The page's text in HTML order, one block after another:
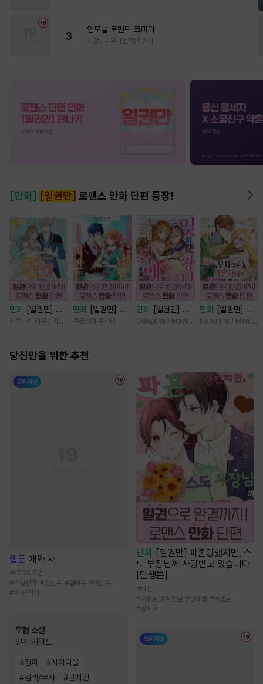
3
언모럴 로맨틱 코미디
가감 / 쌔우, (원작)곽겨자
[만화] [일권만] 로맨스 만화 단편 등장!
만화
[일권만] 제
약혼은 취소되었습
하루나기 리구 / 미즈메
만화
[일권만] 내
게 간섭하지 않겠
바라봅니다 [단행
쿠로카와 쿠사비
만화
[일권만] 잊
혀진 왕녀지만 정
Odayaka / Maya Koike
만화
[일권만] 웃
지 않는 약혼자님
Nanohiru / Memeko
당신만을 위한 추천
웹툰 개와 새
765.5만
#소설원작 #임신수 #얼빠수 #미남수
#오해/착각
무협 소설
인기 키워드
#정파 #사이다물
#검객/무사 #먼치킨
만화 [일권만] 파혼당했지만, 스
도 부장님께 사랑받고 있습니다
[단행본]
1천
#다정남 #직진남 #현대물 #재벌남
#상처녀